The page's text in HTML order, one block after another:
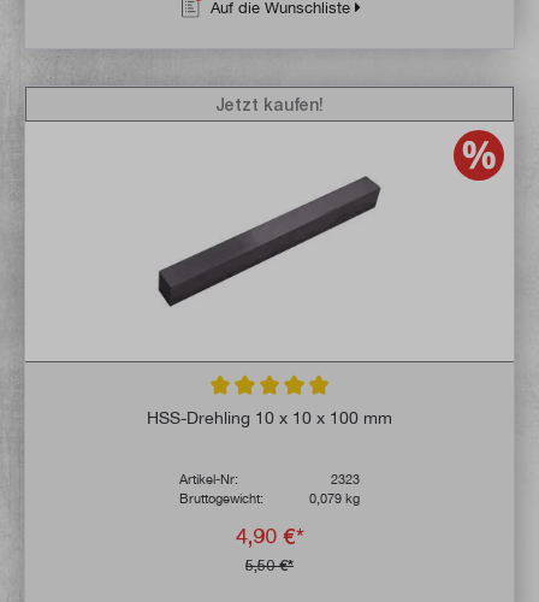
Auf die Wunschliste
Durchschnittliche Bewertung von 4.9 von
HSS-Drehling 10 x 10 x 100 mm
Artikel-Nr:
2323
Bruttogewicht:
0,079 kg
4,90 €*
5,50 €*
Jetzt kaufen!